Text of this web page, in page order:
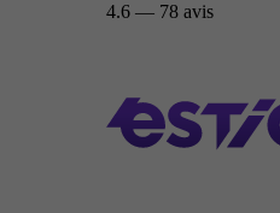
4.6 — 78 avis